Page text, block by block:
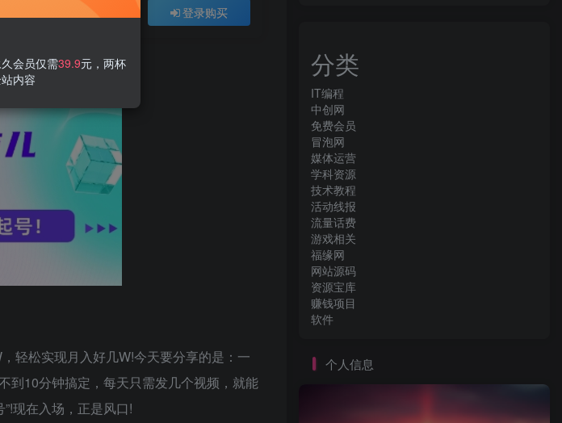
登录购买
轻松实现月入好几W!今天要分享的是：一
到10分钟搞定，每天只需发几个视频，就能
现在入场，正是风口!
分类
IT编程
中创网
免费会员
冒泡网
媒体运营
学科资源
技术教程
活动线报
流量话费
游戏相关
福缘网
网站源码
资源宝库
赚钱项目
软件
个人信息
会员仅需39.9元，两杯
内容